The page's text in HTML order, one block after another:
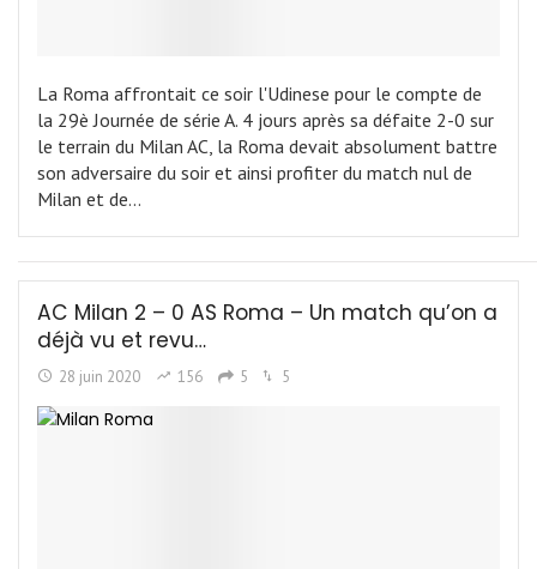
La Roma affrontait ce soir l'Udinese pour le compte de
la 29è Journée de série A. 4 jours après sa défaite 2-0 sur
le terrain du Milan AC, la Roma devait absolument battre
son adversaire du soir et ainsi profiter du match nul de
Milan et de…
AC Milan 2 – 0 AS Roma – Un match qu’on a
déjà vu et revu…
28 juin 2020 156 5 5